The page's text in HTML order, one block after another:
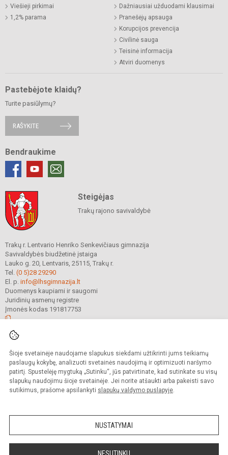
Šioje svetainėje naudojame slapukus siekdami užtikrinti jums teikiamų
paslaugų kokybę, analizuoti svetainės naudojimą ir optimizuoti naršymo
patirtį. Spustelėję mygtuką „Sutinku“, jūs patvirtinate, kad sutinkate su visų
slapukų naudojimu šioje svetainėje. Jei norite atšaukti arba pakeisti savo
sutikimus, prašome apsilankyti slapukų valdymo puslapyje.
NUSTATYMAI
NESUTINKU
Viešieji pirkimai
1,2% parama
Dažniausiai užduodami klausimai
Pranešėjų apsauga
Korupcijos prevencija
Civilinė sauga
Teisinė informacija
Atviri duomenys
Pastebėjote klaidų?
Turite pasiūlymų?
RAŠYKITE
Bendraukime
Steigėjas
Trakų rajono savivaldybė
Trakų r. Lentvario Henriko Senkevičiaus gimnazija
Savivaldybės biudžetinė įstaiga
Lauko g. 20, Lentvaris, 25115, Trakų r.
Tel. (0 5)28 29290
El. p. info@lhsgimnazija.lt
Duomenys kaupiami ir saugomi
Juridinių asmenų registre
Įmonės kodas 191817753
saugomos.
Kopijuoti turinį be raštiško gimnazijos sutikimo griežtai draudžiama.
Prieinamumo paraiška Slapukų valdymas
Sumanus būdas atnaujinti